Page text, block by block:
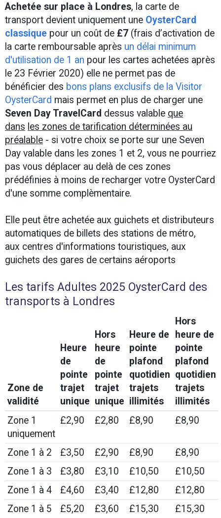
Achetée sur place à Londres, la carte de
transport devient uniquement une OysterCard
classique pour un coût de £7 (frais d’activation de
la carte remboursable après un délai minimum
d'utilisation de 1 an pour les cartes achetées après
le 23 Février 2020) elle ne permet pas de
bénéficier des bons plans exclusifs de la Visitor
OysterCard mais permet en plus de charger une
Seven Day TravelCard dessus valable que
dans les zones de tarification déterminées au
préalable - si votre choix se porte sur une Seven
Day valable dans les zones 1 et 2, vous ne pourriez
pas vous déplacer au delà de ces zones
prédéfinies à moins de recharger votre OysterCard
d'une somme complèmentaire.
Elle peut être achetée aux guichets et distributeurs
automatiques de billets des stations de métro,
aux centres d'informations touristiques, aux
guichets des gares de certains aéroports
Les tarifs Adultes 2025 OysterCard des
transports à Londres
Zone de
validité
Heure
de
pointe
trajet
unique
Hors
heure
de
pointe
trajet
unique
Heure de
pointe
plafond
quotidien
trajets
illimités
Hors
heure de
pointe
plafond
quotidien
trajets
illimités
Zone 1
uniquement
£2,90 £2,80 £8,90 £8,90
Zone 1 à 2 £3,50 £2,90 £8,90
£8,90
Zone 1 à 3
£3,80 £3,10 £10,50
£10,50
Zone 1 à 4
£4,60 £3,40 £12,80
£12,80
Zone 1 à 5
£5,20 £3,60 £15,30 £15,30